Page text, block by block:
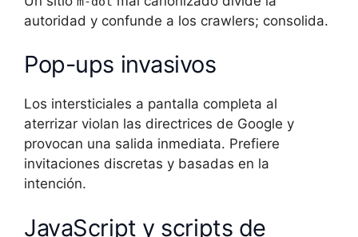
autoridad y confunde a los crawlers; consolida.
Pop-ups invasivos
Los intersticiales a pantalla completa al
aterrizar violan las directrices de Google y
provocan una salida inmediata. Prefiere
invitaciones discretas y basadas en la
intención.
JavaScript y scripts de